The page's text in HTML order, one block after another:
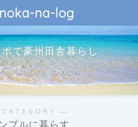
na-log
で豪州田舎暮らし
なか暮らしの日々あれこれ
―
プルに暮らす